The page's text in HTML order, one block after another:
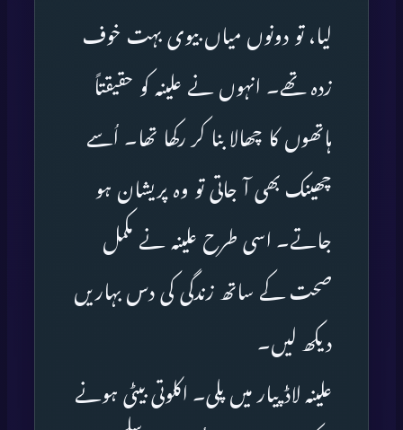
لیا، تو دونوں میاں بیوی بہت خوف
زدہ تھے۔ انہوں نے علینہ کو حقیقتاً
ہاتھوں کا چھالا بنا کر رکھا تھا۔ اُسے
چھینک بھی آ جاتی تو وہ پریشان ہو
جاتے۔ اسی طرح علینہ نے مکمل
صحت کے ساتھ زندگی کی دس بہاریں
دیکھ لیں۔
علینہ لاڈ پیار میں پلی۔ اکلوتی بیٹی ہونے